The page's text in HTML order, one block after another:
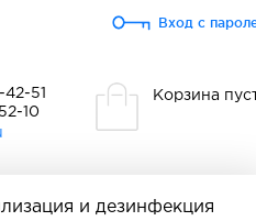
Вход с
51
10
Корзина
и дезинфекция